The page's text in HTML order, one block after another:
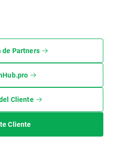
de Partners
Cliente
Cliente